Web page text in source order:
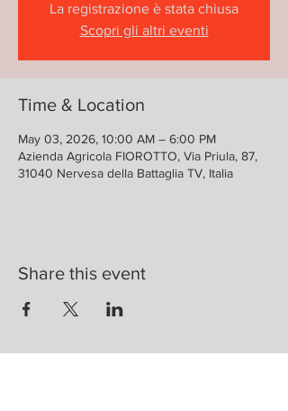
La registrazione è stata chiusa
Scopri gli altri eventi
Time & Location
May 03, 2026, 10:00 AM – 6:00 PM
Azienda Agricola FIOROTTO, Via Priula, 87,
31040 Nervesa della Battaglia TV, Italia
Share this event